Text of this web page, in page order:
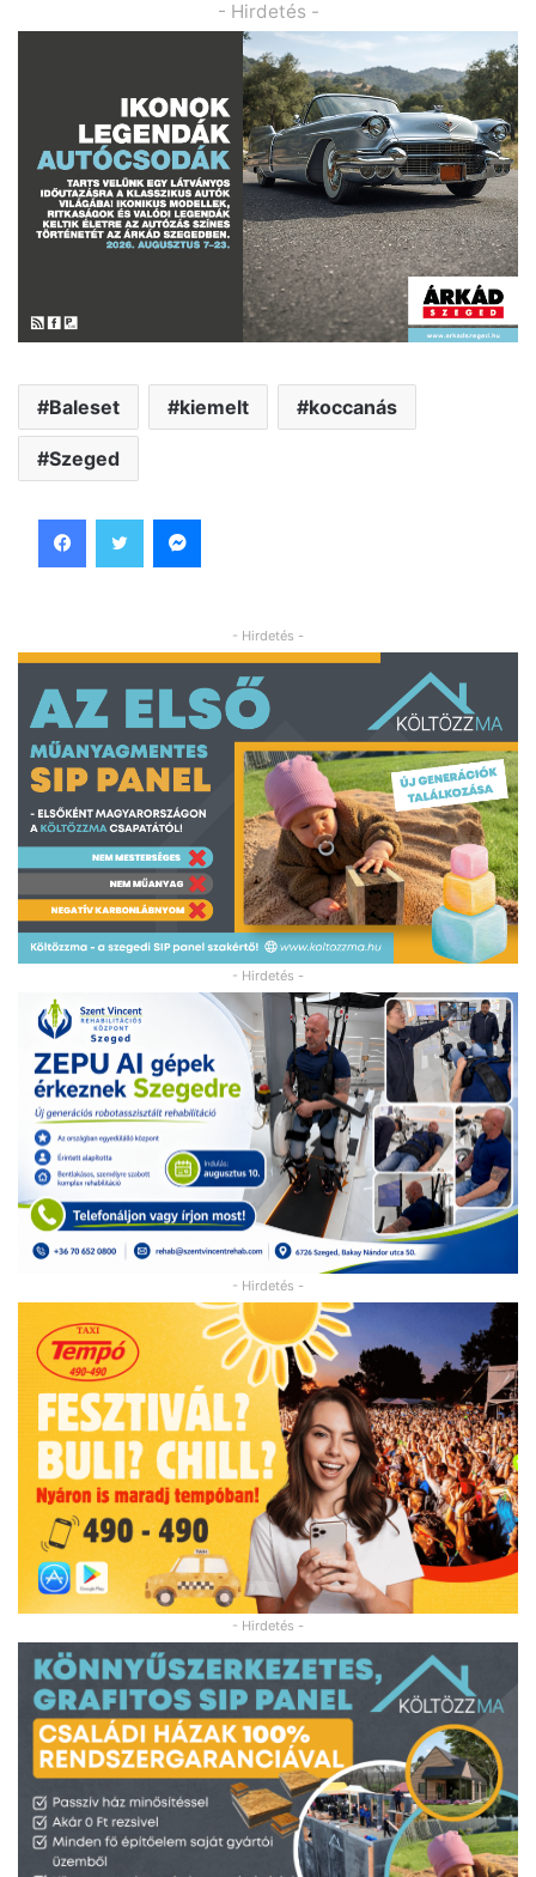
- Hirdetés -
Baleset kiemelt koccanás
Szeged
- Hirdetés -
- Hirdetés -
- Hirdetés -
- Hirdetés -